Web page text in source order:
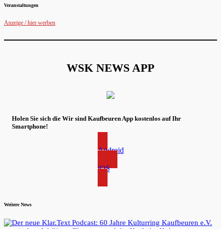
Veranstaltungen
Anzeige / hier werben
WSK NEWS APP
Holen Sie sich die Wir sind Kaufbeuren App kostenlos auf Ihr
Smartphone!
Android
iOS
Weitere News